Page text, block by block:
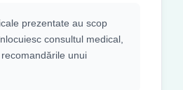
prezentate au scop
consultul medical,
unui